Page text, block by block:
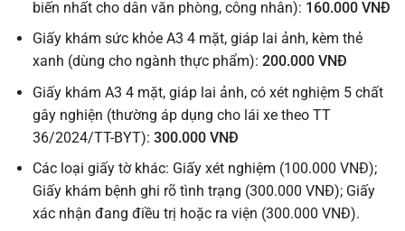
biến nhất cho dân văn phòng, công nhân): 160.000 VNĐ
Giấy khám sức khỏe A3 4 mặt, giáp lai ảnh, kèm thẻ
xanh (dùng cho ngành thực phẩm): 200.000 VNĐ
Giấy khám A3 4 mặt, giáp lai ảnh, có xét nghiệm 5 chất
gây nghiện (thường áp dụng cho lái xe theo TT
36/2024/TT-BYT): 300.000 VNĐ
Các loại giấy tờ khác: Giấy xét nghiệm (100.000 VNĐ);
Giấy khám bệnh ghi rõ tình trạng (300.000 VNĐ); Giấy
xác nhận đang điều trị hoặc ra viện (300.000 VNĐ).